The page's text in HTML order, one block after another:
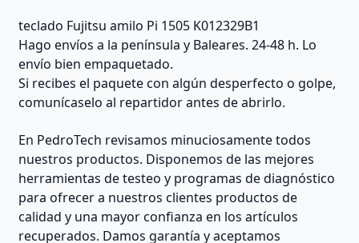
teclado Fujitsu amilo Pi 1505 K012329B1
Hago envíos a la península y Baleares. 24-48 h. Lo
envío bien empaquetado.
Si recibes el paquete con algún desperfecto o golpe,
comunícaselo al repartidor antes de abrirlo.
En PedroTech revisamos minuciosamente todos
nuestros productos. Disponemos de las mejores
herramientas de testeo y programas de diagnóstico
para ofrecer a nuestros clientes productos de
calidad y una mayor confianza en los artículos
recuperados. Damos garantía y aceptamos